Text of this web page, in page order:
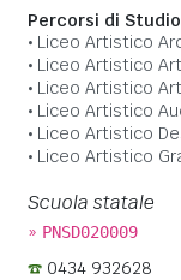
Percorsi di
Liceo Artistico
Liceo Artistico
Liceo Artistico
Liceo Artistico
Liceo Artistico
Liceo Artistico
Scuola statale
» PNSD020009
0434 932628